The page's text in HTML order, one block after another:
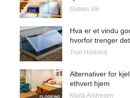
Gisken Vik
Hva er et vindu
hvorfor trenger
Tron Hovland
Alternativer for
ethvert hjem
Marta Andresen